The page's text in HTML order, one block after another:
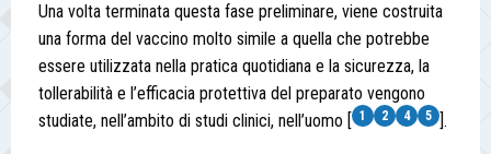
Una volta terminata questa fase preliminare, viene costruita
una forma del vaccino molto simile a quella che potrebbe
essere utilizzata nella pratica quotidiana e la sicurezza, la
tollerabilità e l’efficacia protettiva del preparato vengono
studiate, nell’ambito di studi clinici, nell’uomo [
1 2 4 5 ].